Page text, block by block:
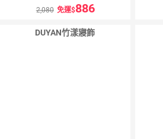
2,080 免運 886
DUYAN竹漾寢飾